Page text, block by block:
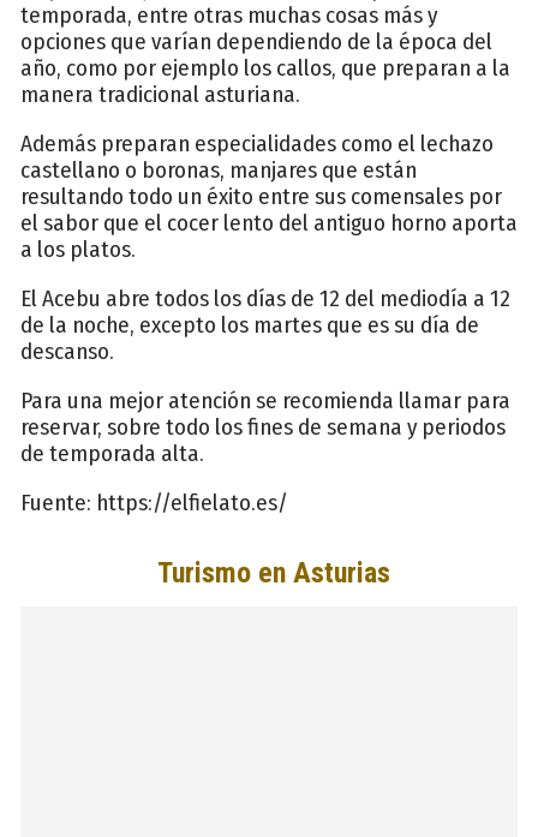
temporada, entre otras muchas cosas más y
opciones que varían dependiendo de la época del
año, como por ejemplo los callos, que preparan a la
manera tradicional asturiana.
Además preparan especialidades como el lechazo
castellano o boronas, manjares que están
resultando todo un éxito entre sus comensales por
el sabor que el cocer lento del antiguo horno aporta
a los platos.
El Acebu abre todos los días de 12 del mediodía a 12
de la noche, excepto los martes que es su día de
descanso.
Para una mejor atención se recomienda llamar para
reservar, sobre todo los fines de semana y periodos
de temporada alta.
Fuente: https://elfielato.es/